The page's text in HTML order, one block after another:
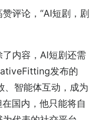
评论，“AI短剧，剧
内容，AI短剧还需
发布的
、智能体互动，成为
国内，他只能将自